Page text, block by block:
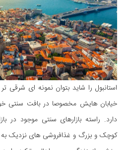
استانبول را شاید بتوان نمونه ای
خیابان هایش مخصوصا در بافت سنتی
دارد. راسته بازارهای سنتی موجود در
کوچک و بزرگ و غذافروشی های نزدیک